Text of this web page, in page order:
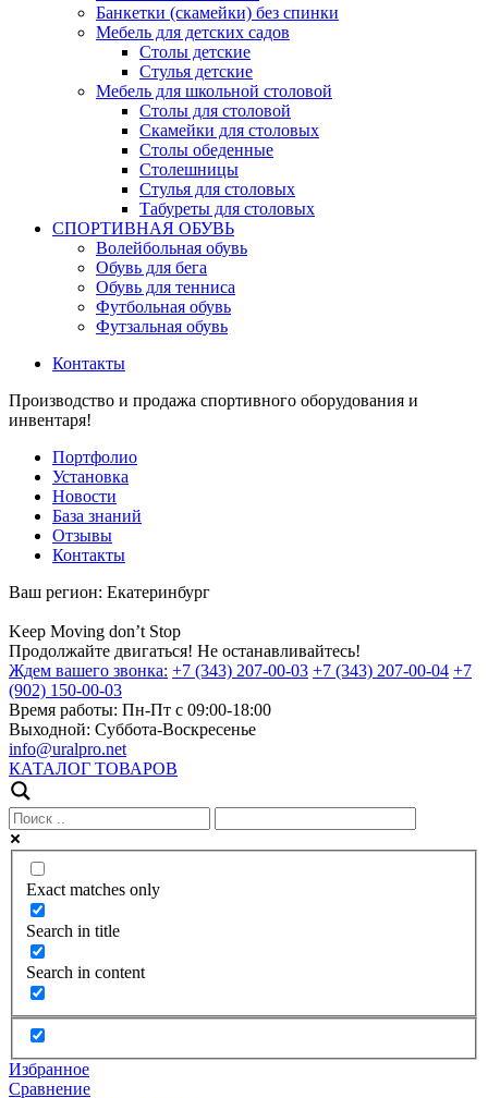
Банкетки (скамейки) без спинки
Мебель для детских садов
Столы детские
Стулья детские
Мебель для школьной столовой
Столы для столовой
Скамейки для столовых
Столы обеденные
Столешницы
Стулья для столовых
Табуреты для столовых
СПОРТИВНАЯ ОБУВЬ
Волейбольная обувь
Обувь для бега
Обувь для тенниса
Футбольная обувь
Футзальная обувь
Контакты
Производство и продажа спортивного оборудования и
инвентаря!
Портфолио
Установка
Новости
База знаний
Отзывы
Контакты
Ваш регион: Екатеринбург
Keep Moving don’t Stop
Продолжайте двигаться! Не останавливайтесь!
Ждем вашего звонка: +7 (343) 207-00-03 +7 (343) 207-00-04 +7
(902) 150-00-03
Время работы: Пн-Пт с 09:00-18:00
Выходной: Суббота-Воскресенье
info@uralpro.net
КАТАЛОГ ТОВАРОВ
Exact matches only
Search in title
Search in content
Избранное
Сравнение